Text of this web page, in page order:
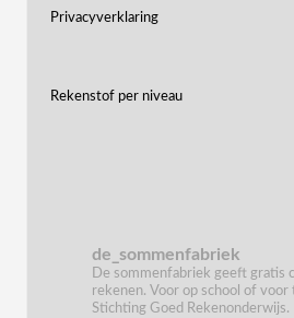
Privacyverklaring
Rekenstof per niveau
de_sommenfabriek
De sommenfabriek geeft gratis
rekenen. Voor op school of
Stichting Goed Rekenonderwijs.